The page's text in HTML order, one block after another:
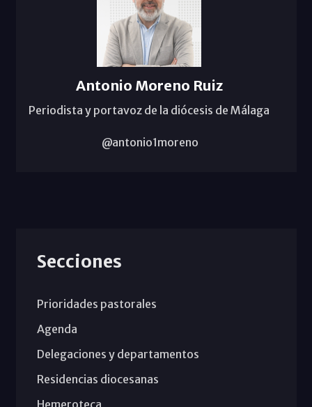
Antonio Moreno Ruiz
Periodista y portavoz de la diócesis de Málaga
@antonio1moreno
Secciones
Prioridades pastorales
Agenda
Delegaciones y departamentos
Residencias diocesanas